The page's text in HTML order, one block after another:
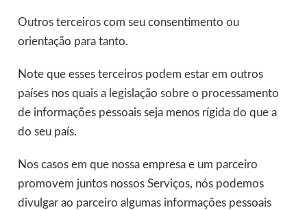
Outros terceiros com seu consentimento ou
orientação para tanto.
Note que esses terceiros podem estar em outros
países nos quais a legislação sobre o processamento
de informações pessoais seja menos rígida do que a
do seu país.
Nos casos em que nossa empresa e um parceiro
promovem juntos nossos Serviços, nós podemos
divulgar ao parceiro algumas informações pessoais